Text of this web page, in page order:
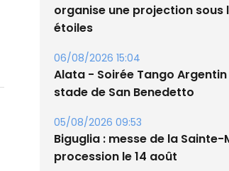
06/08/2026 15:25
Corte – L’association A Nuciola
étoiles
06/08/2026 15:04
stade de San Benedetto
05/08/2026 09:53